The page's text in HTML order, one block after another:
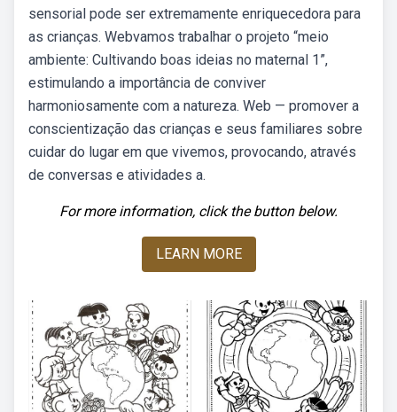
sensorial pode ser extremamente enriquecedora para
as crianças. Webvamos trabalhar o projeto “meio
ambiente: Cultivando boas ideias no maternal 1”,
estimulando a importância de conviver
harmoniosamente com a natureza. Web — promover a
conscientização das crianças e seus familiares sobre
cuidar do lugar em que vivemos, provocando, através
de conversas e atividades a.
For more information, click the button below.
LEARN MORE